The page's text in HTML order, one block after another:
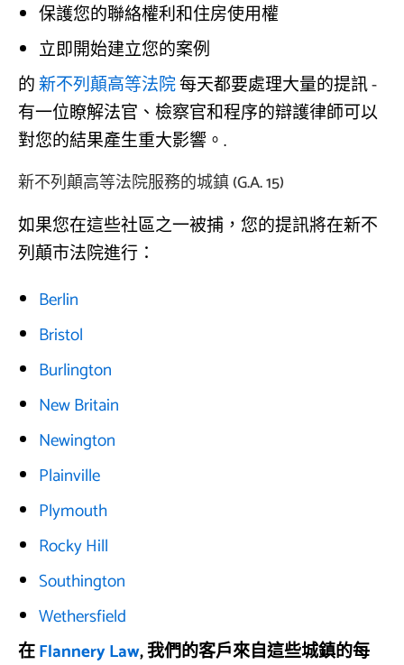
保護您的聯絡權利和住房使用權
立即開始建立您的案例
的新不列顛高等法院每天都要處理大量的提訊 -
有一位瞭解法官、檢察官和程序的辯護律師可以
對您的結果產生重大影響。.
新不列顛高等法院服務的城鎮 (G.A. 15)
如果您在這些社區之一被捕，您的提訊將在新不
列顛市法院進行：
Berlin
Bristol
Burlington
New Britain
Newington
Plainville
Plymouth
Rocky Hill
Southington
Wethersfield
在Flannery Law, 我們的客戶來自這些城鎮的每